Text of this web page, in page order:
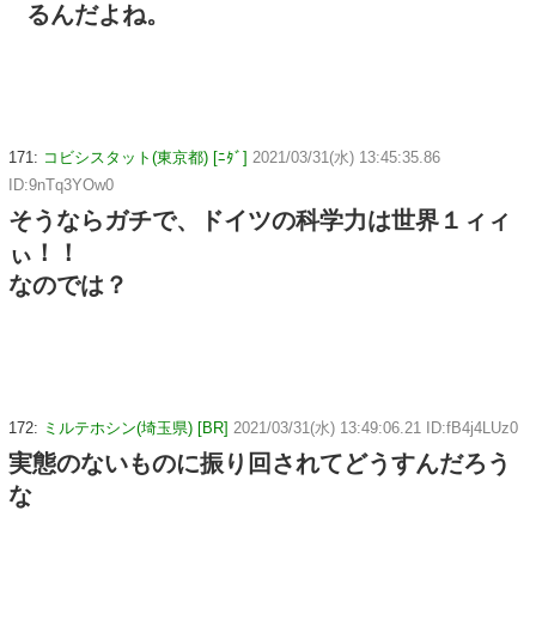
るんだよね。
171: コビシスタット(東京都) [ﾆﾀﾞ] 2021/03/31(水) 13:45:35.86
ID:9nTq3YOw0
そうならガチで、ドイツの科学力は世界１ィィ
ぃ！！
なのでは？
172: ミルテホシン(埼玉県) [BR] 2021/03/31(水) 13:49:06.21 ID:fB4j4LUz0
実態のないものに振り回されてどうすんだろう
な